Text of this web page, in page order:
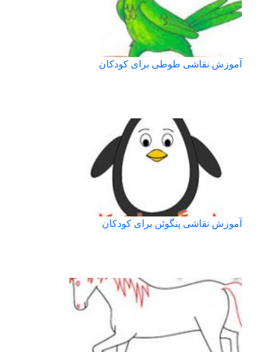
آموزش نقاشی طوطی برای کودکان
آموزش نقاشی پنگوئن برای کودکان